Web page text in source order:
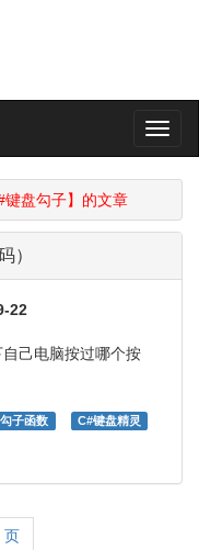
盘勾子】的文章
）
22
己电脑按过哪个按
子函数 C#键盘精灵
页